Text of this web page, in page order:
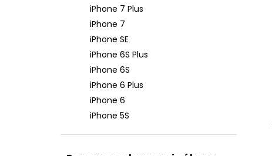
iPhone 7 Plus
iPhone 7
iPhone SE
iPhone 6S Plus
iPhone 6S
iPhone 6 Plus
iPhone 6
iPhone 5S